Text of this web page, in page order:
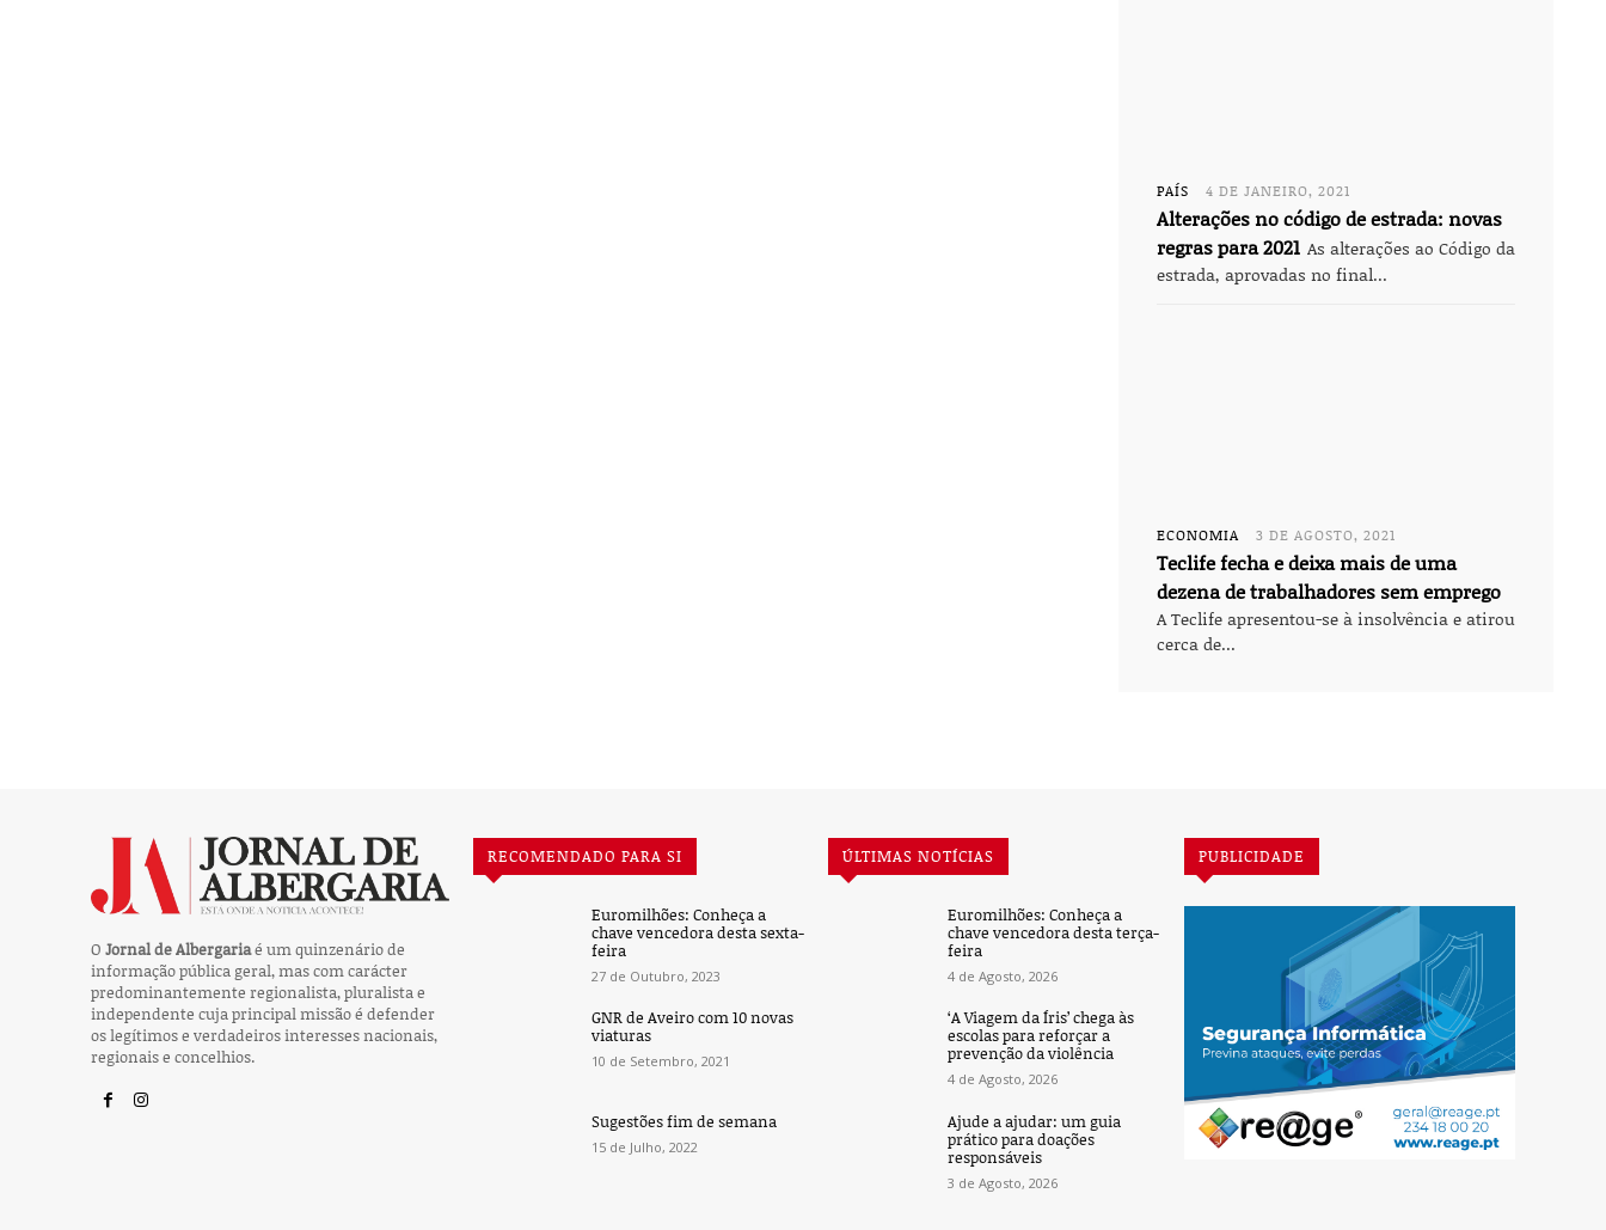
PAÍS 4 DE JANEIRO, 2021
Alterações no código de estrada: novas
regras para 2021 As alterações ao Código da
estrada, aprovadas no final...
ECONOMIA 3 DE AGOSTO, 2021
Teclife fecha e deixa mais de uma
dezena de trabalhadores sem emprego
A Teclife apresentou-se à insolvência e atirou
cerca de...
O Jornal de Albergariaé um quinzenário de
informação pública geral, mas com carácter
predominantemente regionalista, pluralista e
independente cuja principal missão é defender
os legítimos e verdadeiros interesses nacionais,
regionais e concelhios.
RECOMENDADO PARA SI
Euromilhões: Conheça a
chave vencedora desta sexta-
feira
27 de Outubro, 2023
GNR de Aveiro com 10 novas
viaturas
10 de Setembro, 2021
Sugestões fim de semana
15 de Julho, 2022
ÚLTIMAS NOTÍCIAS
Euromilhões: Conheça a
chave vencedora desta terça-
feira
4 de Agosto, 2026
‘A Viagem da Íris’ chega às
escolas para reforçar a
prevenção da violência
4 de Agosto, 2026
Ajude a ajudar: um guia
prático para doações
responsáveis
3 de Agosto, 2026
PUBLICIDADE